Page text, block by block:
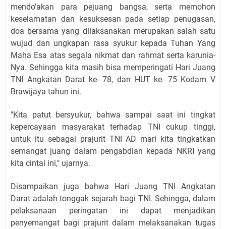
mendo'akan para pejuang bangsa, serta memohon
keselamatan dan kesuksesan pada setiap penugasan,
doa bersama yang dilaksanakan merupakan salah satu
wujud dan ungkapan rasa syukur kepada Tuhan Yang
Maha Esa atas segala nikmat dan rahmat serta karunia-
Nya. Sehingga kita masih bisa memperingati Hari Juang
TNI Angkatan Darat ke- 78, dan HUT ke- 75 Kodam V
Brawijaya tahun ini.
"Kita patut bersyukur, bahwa sampai saat ini tingkat
kepercayaan masyarakat terhadap TNI cukup tinggi,
untuk itu sebagai prajurit TNI AD mari kita tingkatkan
semangat juang dalam pengabdian kepada NKRI yang
kita cintai ini," ujarnya.
Disampaikan juga bahwa Hari Juang TNI Angkatan
Darat adalah tonggak sejarah bagi TNI. Sehingga, dalam
pelaksanaan peringatan ini dapat menjadikan
penyemangat bagi prajurit dalam melaksanakan tugas